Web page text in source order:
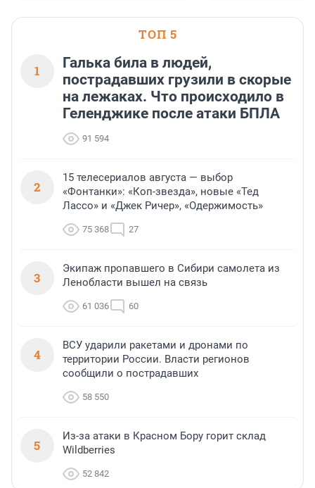
ТОП 5
1
Галька била в людей,
пострадавших грузили в скорые
на лежаках. Что происходило в
Геленджике после атаки БПЛА
91 594
2
15 телесериалов августа — выбор
«Фонтанки»: «Коп-звезда», новые «Тед
Лассо» и «Джек Ричер», «Одержимость»
75 368 27
3
Экипаж пропавшего в Сибири самолета из
Ленобласти вышел на связь
61 036 60
4
ВСУ ударили ракетами и дронами по
территории России. Власти регионов
сообщили о пострадавших
58 550
5
Из-за атаки в Красном Бору горит склад
Wildberries
52 842